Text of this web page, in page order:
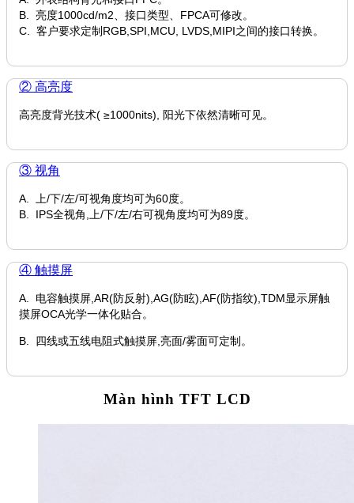
B. 亮度1000cd/m2、接口类型、FPCA可修改。
C. 客户要求定制RGB,SPI,MCU, LVDS,MIPI之间的接口转换。
② 高亮度
高亮度背光技术( ≥1000nits), 阳光下依然清晰可见。
③ 视角
A. 上/下/左/可视角度均可为60度。
B. IPS全视角,上/下/左/右可视角度均可为89度。
④ 触摸屏
A. 电容触摸屏,AR(防反射),AG(防眩),AF(防指纹),TDM显示屏触
摸屏OCA光学一体化贴合。
B. 四线或五线电阻式触摸屏,亮面/雾面可定制。
Màn hình TFT LCD